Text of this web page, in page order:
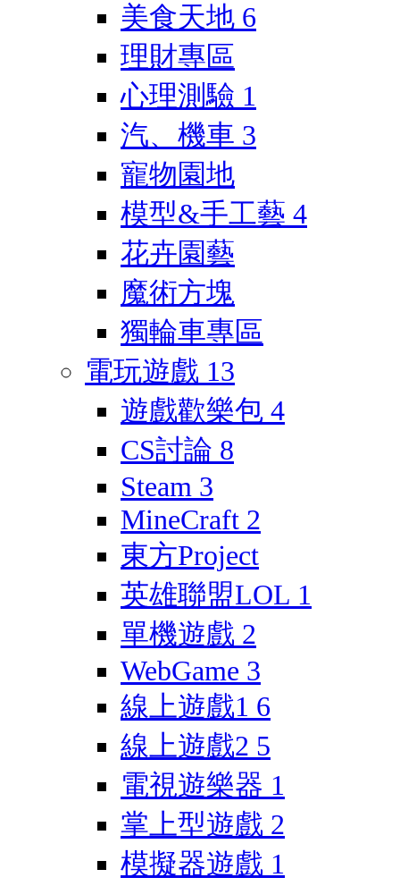
美食天地 6
理財專區
心理測驗 1
汽、機車 3
寵物園地
模型&手工藝 4
花卉園藝
魔術方塊
獨輪車專區
電玩遊戲 13
遊戲歡樂包 4
CS討論 8
Steam 3
MineCraft 2
東方Project
英雄聯盟LOL 1
單機遊戲 2
WebGame 3
線上遊戲1 6
線上遊戲2 5
電視遊樂器 1
掌上型遊戲 2
模擬器遊戲 1